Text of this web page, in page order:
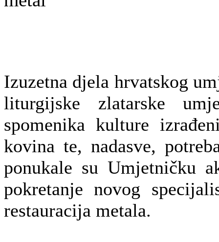
Izuzetna djela hrvatskog
liturgijske zlatarske
spomenika kulture
kovina te, nadasve,
ponukale su Umjetničku
pokretanje novog
restauracija metala.